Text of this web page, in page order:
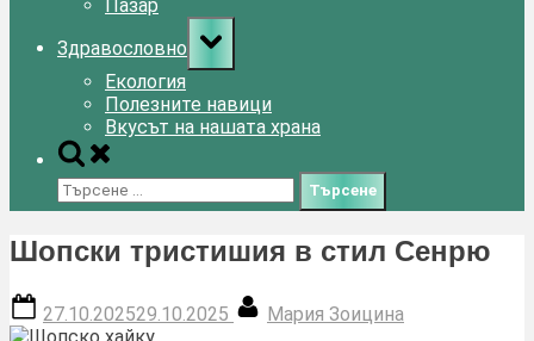
Пазар
Здравословно
Toggle
sub-
menu
Екология
Полезните навици
Вкусът на нашата храна
Toggle
search
form
Търсене
за:
Шопски тристишия в стил Сенрю
Posted
on
27.10.202529.10.2025
By
Мария Зоицина